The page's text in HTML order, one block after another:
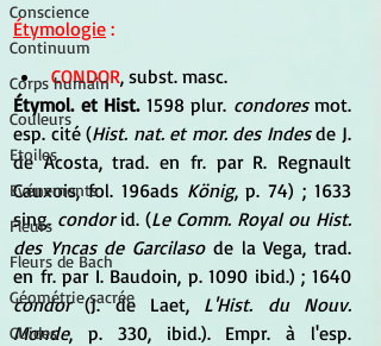
Conscience
Continuum
Corps humain
Couleurs
Etoiles
Evénements
Fleurs
Fleurs de Bach
Géométrie sacrée
Guides
Étymologie :
CONDOR, subst. masc.
Étymol. et Hist. 1598 plur. condores mot.
esp. cité (Hist. nat. et mor. des Indes de J.
de Acosta, trad. en fr. par R. Regnault
Cauxois, fol. 196ads König, p. 74) ; 1633
sing. condor id. (Le Comm. Royal ou Hist.
des Yncas de Garcilaso de la Vega, trad.
condor (J. de Laet, L'Hist. du Nouv.
Monde